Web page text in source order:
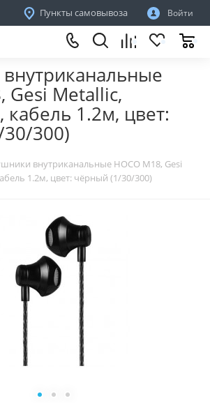
Пункты самовывоза Войти
Gesi Metallic,
1.2м, цвет:
300)
внутриканальные HOCO M18, Gesi
1.2м, цвет: чёрный (1/30/300)